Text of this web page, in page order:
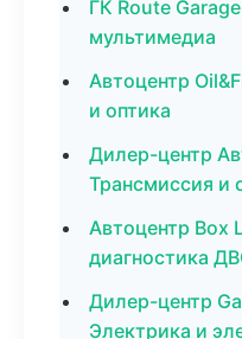
ГК Route
мультимедиа
Автоцентр
и оптика
Дилер-центр
Трансмиссия и
Автоцентр Box
диагностика
Дилер-центр
Электрика и